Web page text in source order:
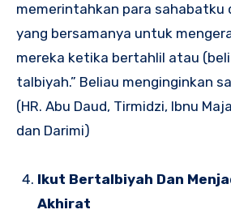
memerintahkan para sahabatku
yang bersamanya untuk
mereka ketika bertahlil atau
talbiyah.” Beliau menginginkan
(HR. Abu Daud, Tirmidzi, Ibnu
dan Darimi)
Ikut Bertalbiyah Dan
Akhirat